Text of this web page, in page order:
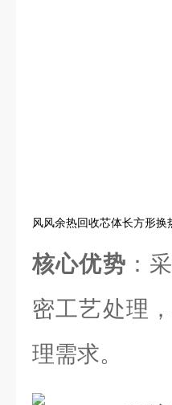
风风余热回收芯体长方形换
核心优势 ：
密工艺处理
理需求。